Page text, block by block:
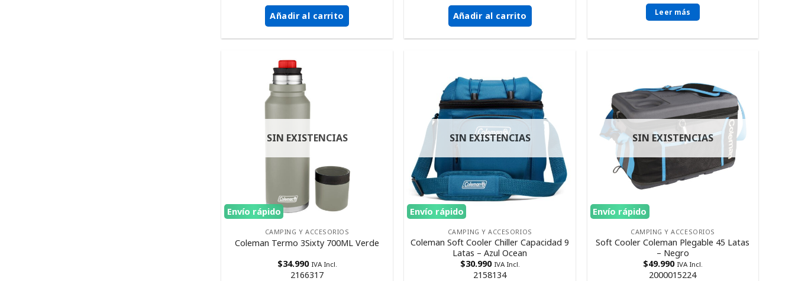
Añadir al carrito Añadir al carrito Leer más
Envío rápido
SIN EXISTENCIAS
CAMPING Y ACCESORIOS
Coleman Termo 3Sixty 700ML Verde
$34.990 IVA Incl.
2166317
Envío rápido
SIN EXISTENCIAS
CAMPING Y ACCESORIOS
Coleman Soft Cooler Chiller Capacidad 9
Latas – Azul Ocean
$30.990 IVA Incl.
2158134
Envío rápido
SIN EXISTENCIAS
CAMPING Y ACCESORIOS
Soft Cooler Coleman Plegable 45 Latas
– Negro
$49.990 IVA Incl.
2000015224